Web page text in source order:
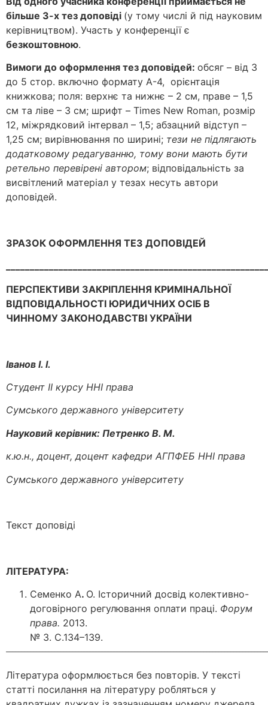
більше 3-х тез доповіді (у тому числі й під науковим
керівництвом). Участь у конференції є
безкоштовною.
Вимоги до оформлення тез доповідей: обсяг – від 3
до 5 стор. включно формату А-4, орієнтація
книжкова; поля: верхнє та нижнє – 2 см, праве – 1,5
см та ліве – 3 см; шрифт – Times New Roman, розмір
12, міжрядковий інтервал – 1,5; абзацний відступ –
1,25 см; вирівнювання по ширині; тези не підлягають
додатковому редагуванню, тому вони мають бути
ретельно перевірені автором; відповідальність за
висвітлений матеріал у тезах несуть автори
доповідей.
ЗРАЗОК ОФОРМЛЕННЯ ТЕЗ ДОПОВІДЕЙ
ПЕРСПЕКТИВИ ЗАКРІПЛЕННЯ КРИМІНАЛЬНОЇ
ВІДПОВІДАЛЬНОСТІ ЮРИДИЧНИХ ОСІБ В
ЧИННОМУ ЗАКОНОДАВСТВІ УКРАЇНИ
Іванов І. І.
Студент ІІ курсу ННІ права
Сумського державного університету
Науковий керівник: Петренко В. М.
к.ю.н., доцент, доцент кафедри АГПФЕБ ННІ права
Сумського державного університету
Текст доповіді
ЛІТЕРАТУРА:
Семенко А. О. Історичний досвід колективно-
договірного регулювання оплати праці. Форум
права. 2013.
№ 3. С.134–139.
Література оформлюється без повторів. У тексті
статті посилання на літературу робляться у